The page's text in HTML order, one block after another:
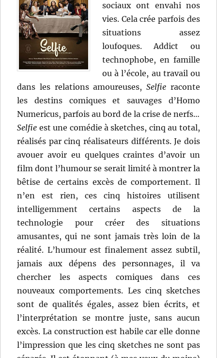
sociaux ont envahi nos
vies. Cela crée parfois des
situations assez
loufoques. Addict ou
technophobe, en famille
ou à l’école, au travail ou
dans les relations amoureuses,Selfie raconte
les destins comiques et sauvages d’Homo
Numericus, parfois au bord de la crise de nerfs…
Selfie est une comédie à sketches, cinq au total,
réalisés par cinq réalisateurs différents. Je dois
avouer avoir eu quelques craintes d’avoir un
film dont l’humour se serait limité à montrer la
bêtise de certains excès de comportement. Il
n’en est rien, ces cinq histoires utilisent
intelligemment certains aspects de la
technologie pour créer des situations
amusantes, qui ne sont jamais très loin de la
réalité. L’humour est finalement assez subtil,
jamais aux dépens des personnages, il va
chercher les aspects comiques dans ces
nouveaux comportements. Les cinq sketches
sont de qualités égales, assez bien écrits, et
l’interprétation se montre juste, sans aucun
excès. La construction est habile car elle donne
l’impression que les cinq sketches ne sont pas